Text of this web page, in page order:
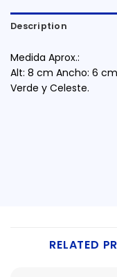
Description
Medida Aprox.:
Alt: 8 cm Ancho: 6
Verde y Celeste.
RELATED